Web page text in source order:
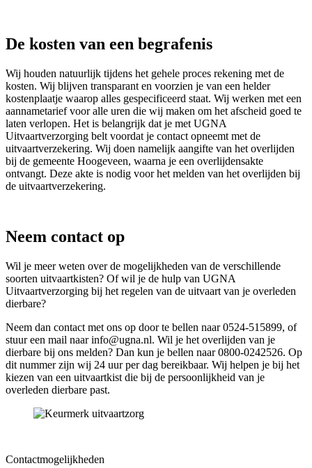
De kosten van een begrafenis
Wij houden natuurlijk tijdens het gehele proces rekening met de
kosten. Wij blijven transparant en voorzien je van een helder
kostenplaatje waarop alles gespecificeerd staat. Wij werken met een
aannametarief voor alle uren die wij maken om het afscheid goed te
laten verlopen. Het is belangrijk dat je met UGNA
Uitvaartverzorging belt voordat je contact opneemt met de
uitvaartverzekering. Wij doen namelijk aangifte van het overlijden
bij de gemeente Hoogeveen, waarna je een overlijdensakte
ontvangt. Deze akte is nodig voor het melden van het overlijden bij
de uitvaartverzekering.
Neem contact op
Wil je meer weten over de mogelijkheden van de verschillende
soorten uitvaartkisten? Of wil je de hulp van UGNA
Uitvaartverzorging bij het regelen van de uitvaart van je overleden
dierbare?
Neem dan contact met ons op door te bellen naar 0524-515899, of
stuur een mail naar info@ugna.nl. Wil je het overlijden van je
dierbare bij ons melden? Dan kun je bellen naar 0800-0242526. Op
dit nummer zijn wij 24 uur per dag bereikbaar. Wij helpen je bij het
kiezen van een uitvaartkist die bij de persoonlijkheid van je
overleden dierbare past.
Contactmogelijkheden